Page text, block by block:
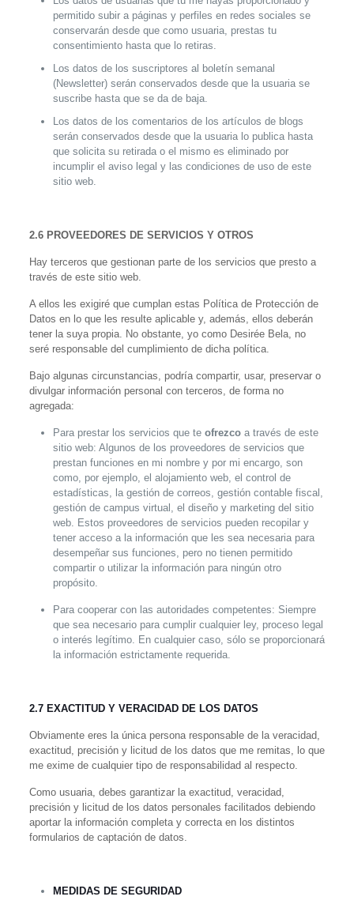
permitido subir a páginas y perfiles en redes sociales se
conservarán desde que como usuaria, prestas tu
consentimiento hasta que lo retiras.
Los datos de los suscriptores al boletín semanal
(Newsletter) serán conservados desde que la usuaria se
suscribe hasta que se da de baja.
Los datos de los comentarios de los artículos de blogs
serán conservados desde que la usuaria lo publica hasta
que solicita su retirada o el mismo es eliminado por
incumplir el aviso legal y las condiciones de usode este
sitio web.
2.6 PROVEEDORES DE SERVICIOS Y OTROS
Hay terceros que gestionan parte de los servicios que presto a
través de este sitio web.
A ellos les exigiré que cumplan estas Política de Protección de
Datos en lo que les resulte aplicable y, además, ellos deberán
tener la suya propia. No obstante, yo como Desirée Bela, no
seré responsable del cumplimiento de dicha política.
Bajo algunas circunstancias, podría compartir, usar, preservar o
divulgar información personal con terceros, de forma no
agregada:
Para prestar los servicios que te ofrezcoa través de este
sitio web: Algunos de los proveedores de servicios que
prestan funciones en mi nombre y por mi encargo, son
como, por ejemplo, el alojamiento web, el control de
estadísticas, la gestión de correos, gestión contable fiscal,
gestión de campus virtual, el diseño y marketing del sitio
web. Estos proveedores de servicios pueden recopilar y
tener acceso a la información que les sea necesaria para
desempeñar sus funciones, pero no tienen permitido
compartir o utilizar la información para ningún otro
propósito.
Para cooperar con las autoridades competentes: Siempre
que sea necesario para cumplir cualquier ley, proceso legal
o interés legítimo. En cualquier caso, sólo se proporcionará
la información estrictamente requerida.
2.7 EXACTITUD Y VERACIDAD DE LOS DATOS
Obviamente eres la única persona responsable de la veracidad,
exactitud, precisión y licitud de los datos que me remitas, lo que
me exime de cualquier tipo de responsabilidad al respecto.
Como usuaria, debes garantizar la exactitud, veracidad,
precisión y licitud de los datos personales facilitados debiendo
aportar la información completa y correcta en los distintos
formularios de captación de datos.
MEDIDAS DE SEGURIDAD